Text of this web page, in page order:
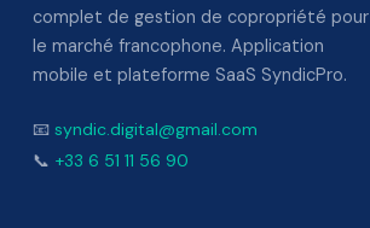
complet de gestion de copropriété pour
le marché francophone. Application
mobile et plateforme SaaS SyndicPro.
📧 syndic.digital@gmail.com
📞 +33 6 51 11 56 90